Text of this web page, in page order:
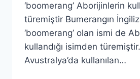
‘boomerang’ Aborijinlerin
türemiştir Bumerangın
‘boomerang’ olan ismi de
kullandığı isimden
Avustralya’da kullanılan…